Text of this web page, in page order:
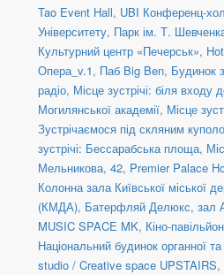
Tao Event Hall, UBI Конференц-хол
Університету, Парк ім. Т.
Культурний центр «Печерськ»,
Опера_v.1, Паб Big Ben, Будинок
радіо, Місце зустрічі: біля
Могилянської академії, Місце
Зустрічаємося під скляним
зустрічі: Бессарабська площа,
Мельникова, 42, Premier Palace
Колонна зала Київської міської
(КМДА), Батерфляй Делюкс, зал
MUSIC SPACE MK, Кіно-павільйон
Національний будинок органної
studio / Creative space UPSTAIRS,